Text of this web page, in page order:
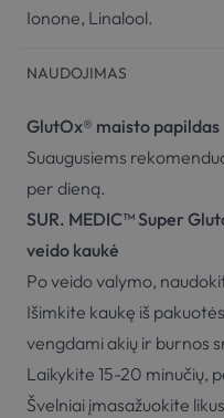
Ionone, Linalool.
NAUDOJIMAS
GlutOx® maisto papildas
Suaugusiems
per dieną.
SUR. MEDIC™ Super
veido kaukė
Po veido valymo,
Išimkite kaukę iš
vengdami akių ir burnos
Laikykite 15-20 minučių,
Švelniai įmasažuokite